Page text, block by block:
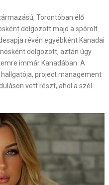
Torontóban élő
dolgozott majd a spórolt
révén egyébként Kanadai
dolgozott, aztán úgy
immár Kanadában. A
project management
vett részt, ahol a szél